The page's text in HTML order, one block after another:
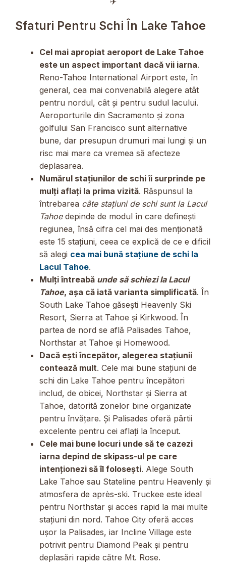
Sfaturi Pentru Schi În Lake Tahoe
Cel mai apropiat aeroport de Lake Tahoe
este un aspect important dacă vii iarna.
Reno-Tahoe International Airport este, în
general, cea mai convenabilă alegere atât
pentru nordul, cât și pentru sudul lacului.
Aeroporturile din Sacramento și zona
golfului San Francisco sunt alternative
bune, dar presupun drumuri mai lungi și un
risc mai mare ca vremea să afecteze
deplasarea.
Numărul stațiunilor de schi îi surprinde pe
mulți aflați la prima vizită. Răspunsul la
întrebarea câte stațiuni de schi sunt la Lacul
Tahoedepinde de modul în care definești
regiunea, însă cifra cel mai des menționată
este 15 stațiuni, ceea ce explică de ce e dificil
să alegi cea mai bună stațiune de schi la
Lacul Tahoe.
Mulți întreabă unde să schiezi la Lacul
Tahoe, așa că iată varianta simplificată. În
South Lake Tahoe găsești Heavenly Ski
Resort, Sierra at Tahoe și Kirkwood. În
partea de nord se află Palisades Tahoe,
Northstar at Tahoe și Homewood.
Dacă ești începător, alegerea stațiunii
contează mult. Cele mai bune stațiuni de
schi din Lake Tahoe pentru începători
includ, de obicei, Northstar și Sierra at
Tahoe, datorită zonelor bine organizate
pentru învățare. Și Palisades oferă pârtii
excelente pentru cei aflați la început.
Cele mai bune locuri unde să te cazezi
iarna depind de skipass-ul pe care
intenționezi să îl folosești. Alege South
Lake Tahoe sau Stateline pentru Heavenly și
atmosfera de après-ski. Truckee este ideal
pentru Northstar și acces rapid la mai multe
stațiuni din nord. Tahoe City oferă acces
ușor la Palisades, iar Incline Village este
potrivit pentru Diamond Peak și pentru
deplasări rapide către Mt. Rose.